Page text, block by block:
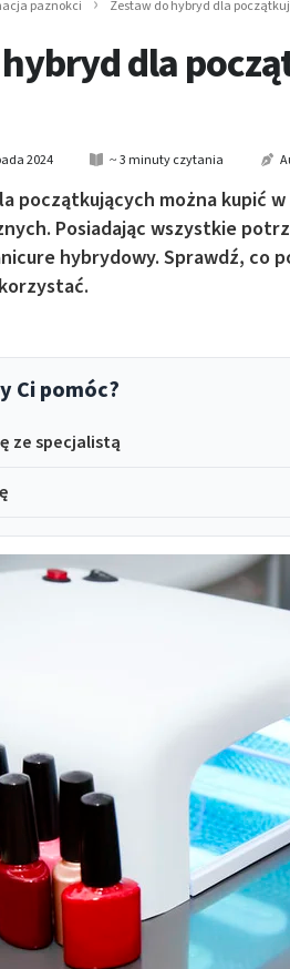
paznokci Zestaw do hybryd dla
dla
2024 ~ 3 minuty czytania
początkujących można kupić
Posiadając wszystkie
hybrydowy. Sprawdź,
Ci pomóc?
ze specjalistą